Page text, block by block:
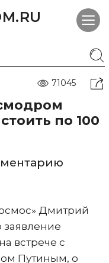
71045
по 100
Дмитрий
встрече с
Путиным, о